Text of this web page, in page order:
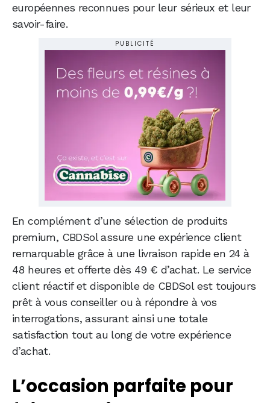
européennes reconnues pour leur sérieux et leur
savoir-faire.
PUBLICITÉ
En complément d’une sélection de produits
premium, CBDSol assure une expérience client
remarquable grâce à une livraison rapide en 24 à
48 heures et offerte dès 49 € d’achat. Le service
client réactif et disponible de CBDSol est toujours
prêt à vous conseiller ou à répondre à vos
interrogations, assurant ainsi une totale
satisfaction tout au long de votre expérience
d’achat.
L’occasion parfaite pour